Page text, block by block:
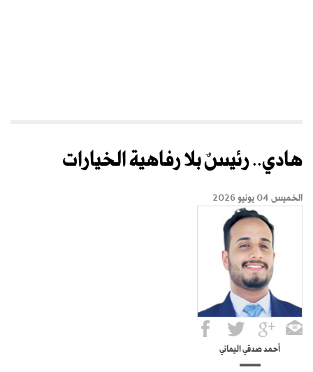
هادي.. رئيسٌ بلا رفاهية الخيارات
الخميس 04 يونيو 2026
أحمد صدقي اليماني